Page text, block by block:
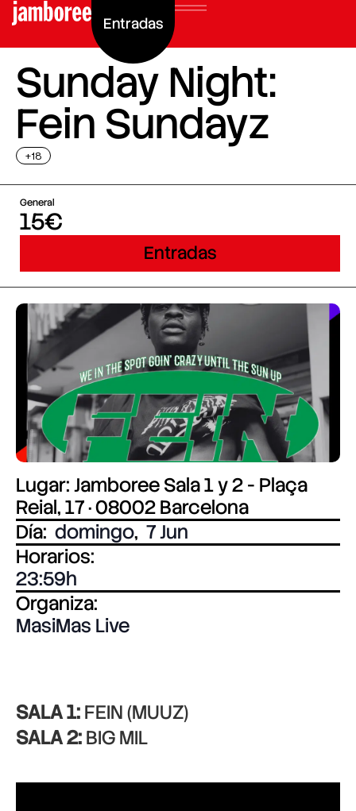
Entradas
Sunday Night:
Fein Sundayz
+18
General
15€
Entradas
Lugar: Jamboree Sala 1 y 2 - Plaça
Reial, 17 · 08002 Barcelona
Día: domingo, 7 Jun
Horarios:
23:59
Organiza:
MasiMas Live
SALA 1:FEIN (MUUZ)
SALA 2:BIG MIL